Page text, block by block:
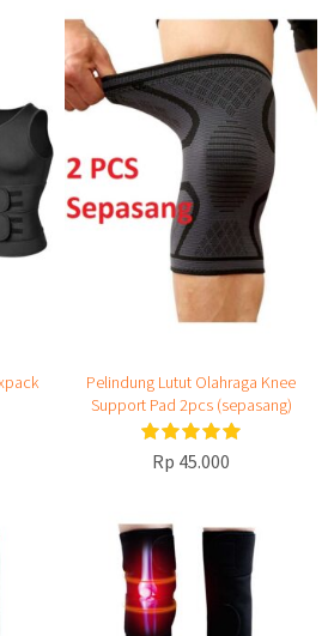
Pelindung Lutut Olahraga Knee
Support Pad 2pcs (sepasang)
Rp 45.000